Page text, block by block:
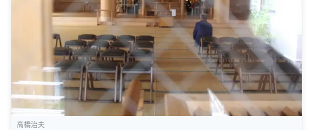
高橋治夫